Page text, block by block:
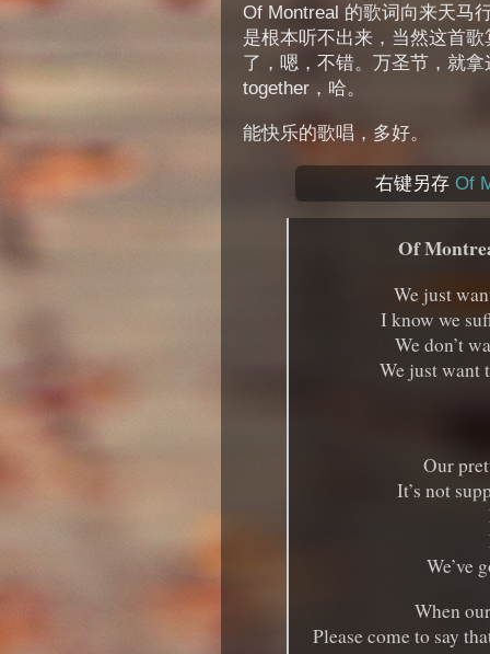
Of Montreal 的歌词向来天马
是根本听不出来，当然这首
了，嗯，不错。万圣节，就
together，哈。
能快乐的歌唱，多好。
右键另存 Of
Of
We just
I know we
We don’t
We just want
Our
It’s not
We’ve
When
Please come to say